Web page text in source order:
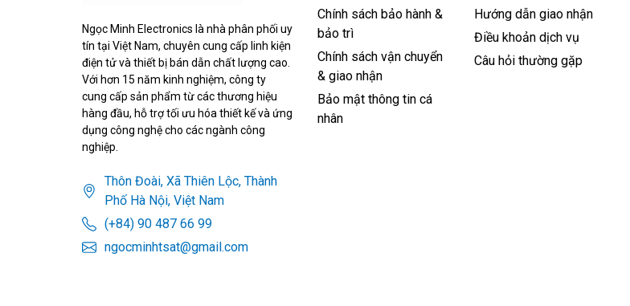
Ngọc Minh Electronics là nhà phân phối uy
tín tại Việt Nam, chuyên cung cấp linh kiện
điện tử và thiết bị bán dẫn chất lượng cao.
Với hơn 15 năm kinh nghiệm, công ty
cung cấp sản phẩm từ các thương hiệu
hàng đầu, hỗ trợ tối ưu hóa thiết kế và ứng
dụng công nghệ cho các ngành công
nghiệp.
Thôn Đoài, Xã Thiên Lộc, Thành
Phố Hà Nội, Việt Nam
(+84) 90 487 66 99
ngocminhtsat@gmail.com
Chính sách bảo hành &
bảo trì
Chính sách vận chuyển
& giao nhận
Bảo mật thông tin cá
nhân
Hướng dẫn giao nhận
Điều khoản dịch vụ
Câu hỏi thường gặp